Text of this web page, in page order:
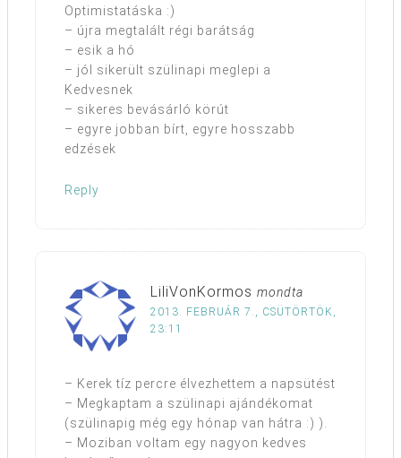
Optimistatáska :)
– újra megtalált régi barátság
– esik a hó
– jól sikerült szülinapi meglepi a
Kedvesnek
– sikeres bevásárló körút
– egyre jobban bírt, egyre hosszabb
edzések
Reply
LiliVonKormos mondta
2013. FEBRUÁR 7., CSÜTÖRTÖK,
23:11
– Kerek tíz percre élvezhettem a napsütést
– Megkaptam a szülinapi ajándékomat
(szülinapig még egy hónap van hátra :) ).
– Moziban voltam egy nagyon kedves